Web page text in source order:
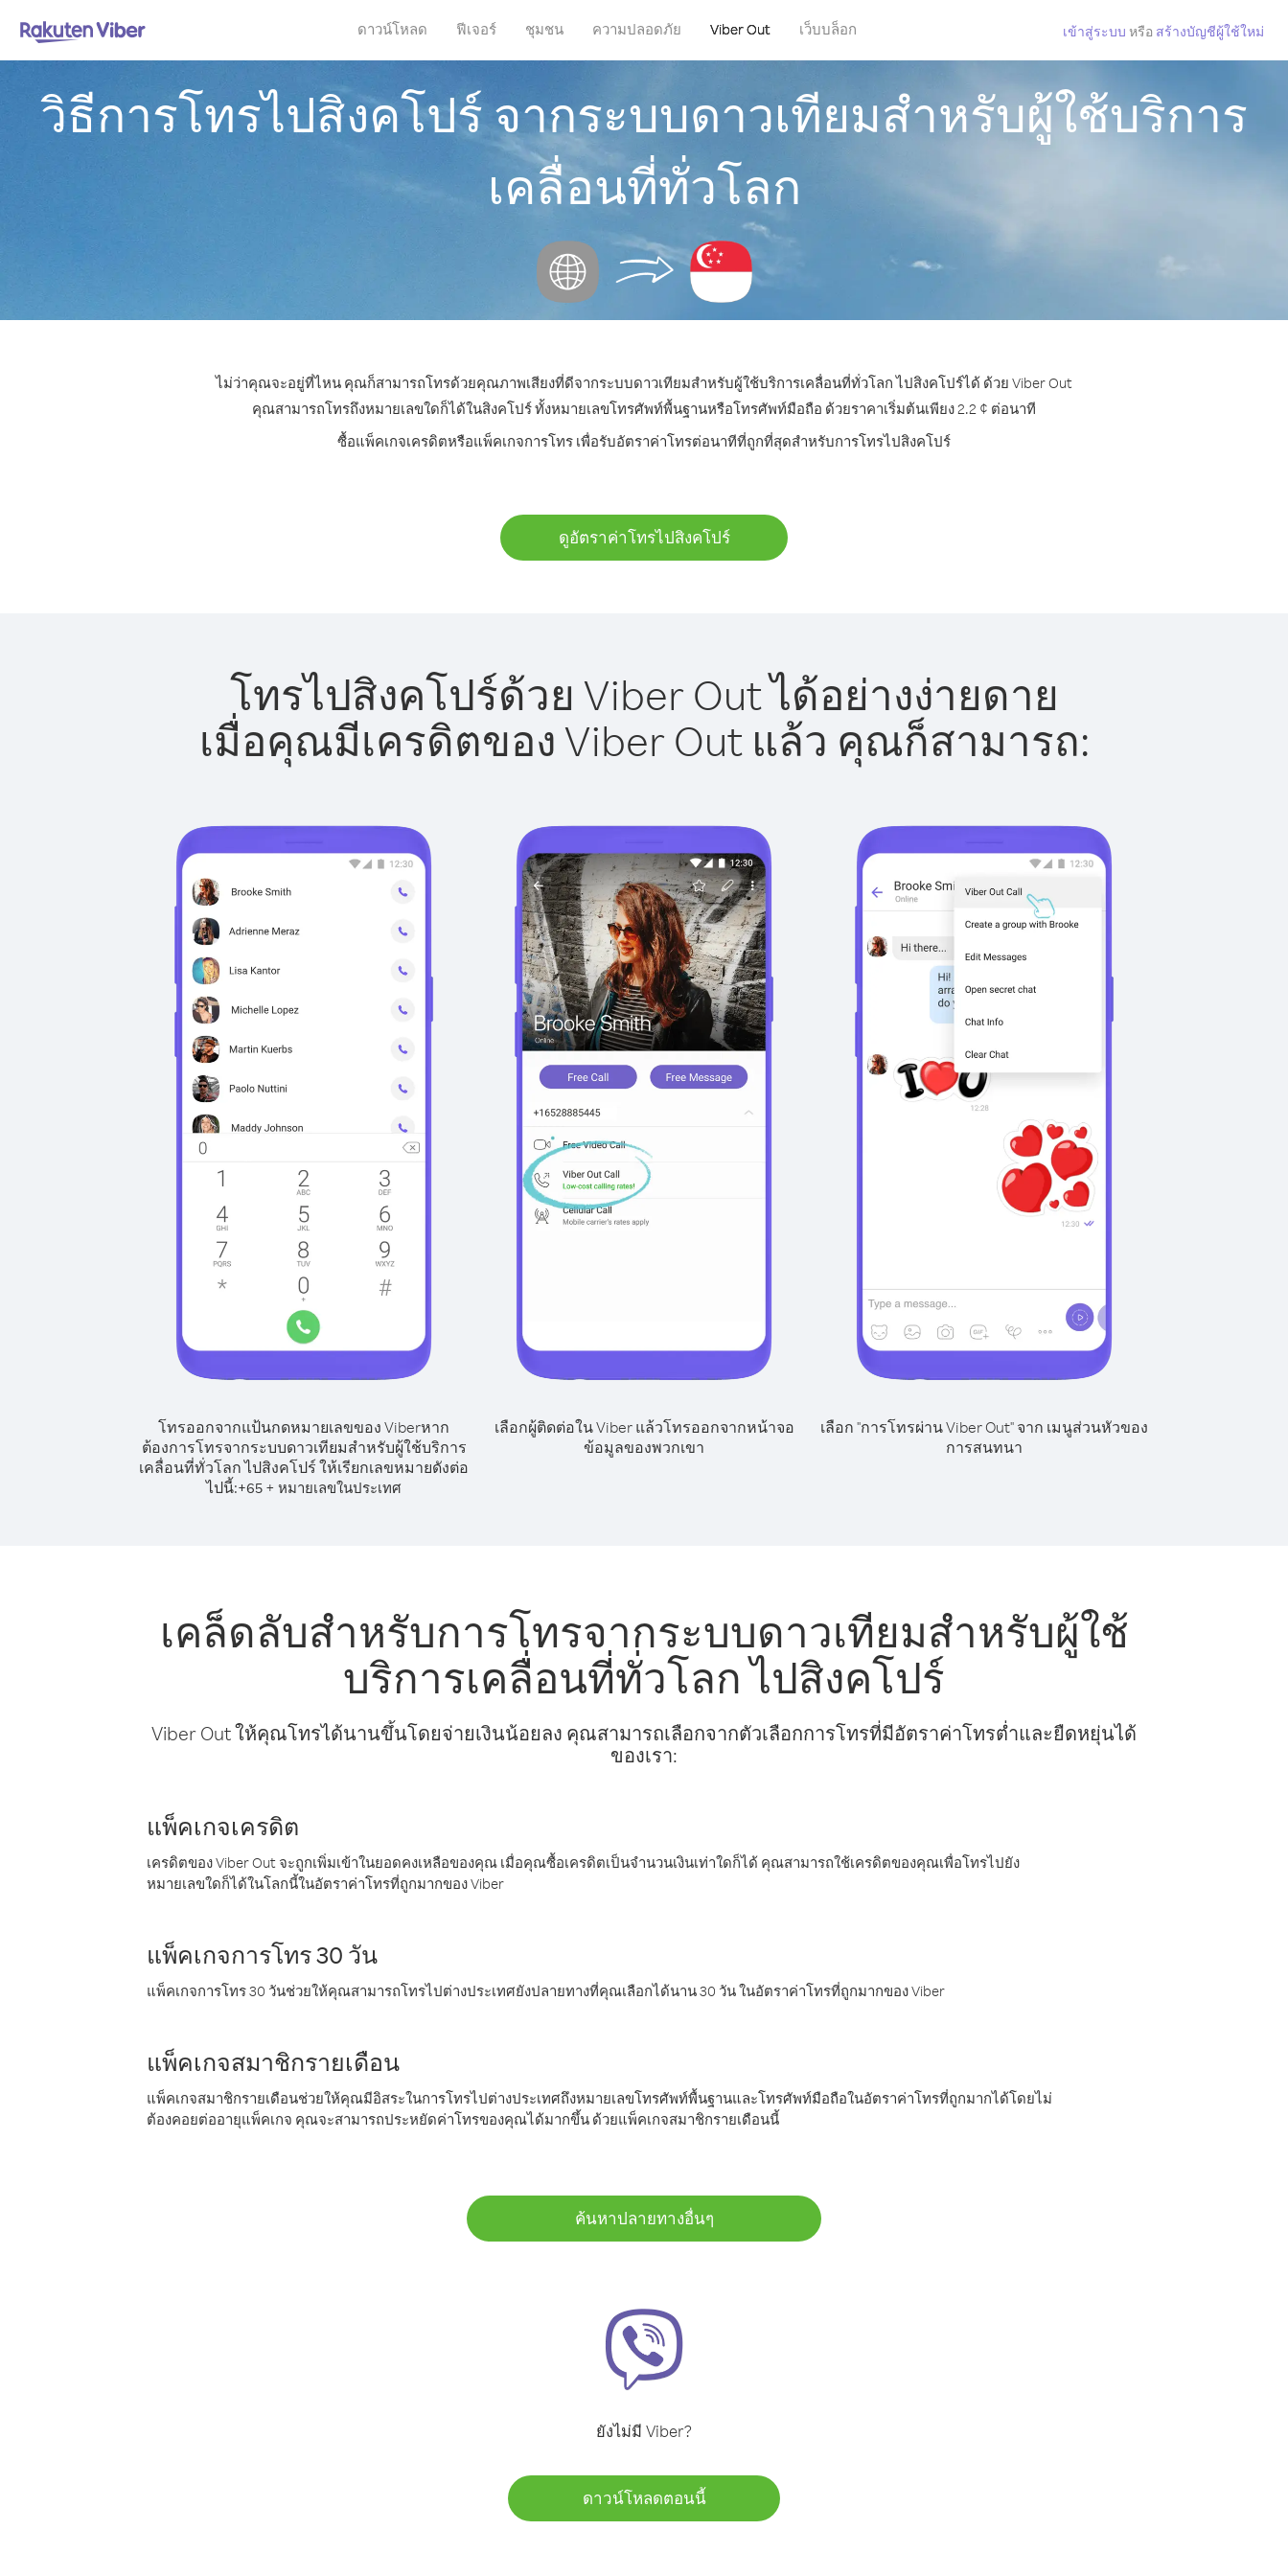
ดาวน์โหลด ฟีเจอร์ ชุมชน ความปลอดภัย Viber Out เว็บบล็อก เข้าสู่ระบบ หรือ สร้างบัญชีผู้ใช้ใหม่
วิธีการโทรไปสิงคโปร์ จากระบบดาวเทียมสำหรับผู้ใช้บริการ
เคลื่อนที่ทั่วโลก
ไม่ว่าคุณจะอยู่ที่ไหน คุณก็สามารถโทรด้วยคุณภาพเสียงที่ดีจากระบบดาวเทียมสำหรับผู้ใช้บริการเคลื่อนที่ทั่วโลก ไปสิงคโปร์ได้ ด้วย Viber Out
คุณสามารถโทรถึงหมายเลขใดก็ได้ในสิงคโปร์ ทั้งหมายเลขโทรศัพท์พื้นฐานหรือโทรศัพท์มือถือ ด้วยราคาเริ่มต้นเพียง 2.2 ¢ ต่อนาที
ซื้อแพ็คเกจเครดิตหรือแพ็คเกจการโทร เพื่อรับอัตราค่าโทรต่อนาทีที่ถูกที่สุดสำหรับการโทรไปสิงคโปร์
ดูอัตราค่าโทรไปสิงคโปร์
โทรไปสิงคโปร์ด้วย Viber Out ได้อย่างง่ายดาย
เมื่อคุณมีเครดิตของ Viber Out แล้ว คุณก็สามารถ:
โทรออกจากแป้นกดหมายเลขของ Viberหาก
ต้องการโทรจากระบบดาวเทียมสำหรับผู้ใช้บริการ
เคลื่อนที่ทั่วโลก ไปสิงคโปร์ ให้เรียกเลขหมายดังต่อ
ไปนี้:+65 + หมายเลขในประเทศ
เลือกผู้ติดต่อใน Viber แล้วโทรออกจากหน้าจอ
ข้อมูลของพวกเขา
เลือก "การโทรผ่าน Viber Out" จาก เมนูส่วนหัวของ
การสนทนา
เคล็ดลับสำหรับการโทรจากระบบดาวเทียมสำหรับผู้ใช้
บริการเคลื่อนที่ทั่วโลก ไปสิงคโปร์
Viber Out ให้คุณโทรได้นานขึ้นโดยจ่ายเงินน้อยลง คุณสามารถเลือกจากตัวเลือกการโทรที่มีอัตราค่าโทรต่ำและยืดหยุ่นได้
ของเรา:
แพ็คเกจเครดิต
เครดิตของ Viber Out จะถูกเพิ่มเข้าในยอดคงเหลือของคุณ เมื่อคุณซื้อเครดิตเป็นจำนวนเงินเท่าใดก็ได้ คุณสามารถใช้เครดิตของคุณเพื่อโทรไปยัง
หมายเลขใดก็ได้ในโลกนี้ในอัตราค่าโทรที่ถูกมากของ Viber
แพ็คเกจการโทร 30 วัน
แพ็คเกจการโทร 30 วันช่วยให้คุณสามารถโทรไปต่างประเทศยังปลายทางที่คุณเลือกได้นาน 30 วัน ในอัตราค่าโทรที่ถูกมากของ Viber
แพ็คเกจสมาชิกรายเดือน
แพ็คเกจสมาชิกรายเดือนช่วยให้คุณมีอิสระในการโทรไปต่างประเทศถึงหมายเลขโทรศัพท์พื้นฐานและโทรศัพท์มือถือในอัตราค่าโทรที่ถูกมากได้โดยไม่
ต้องคอยต่ออายุแพ็คเกจ คุณจะสามารถประหยัดค่าโทรของคุณได้มากขึ้น ด้วยแพ็คเกจสมาชิกรายเดือนนี้
ค้นหาปลายทางอื่นๆ
ยังไม่มี Viber?
ดาวน์โหลดตอนนี้